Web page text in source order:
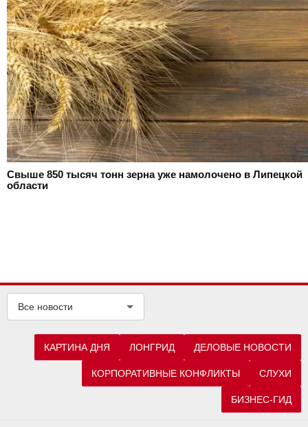
Свыше 850 тысяч тонн зерна уже намолочено в Липецкой
области
Все новости
КАРТИНА ДНЯ ЛОНГРИД ДЕЛОВЫЕ НОВОСТИ
КОРПОРАТИВНЫЕ КОНФЛИКТЫ СЛУХИ
БИЗНЕС-ГИД